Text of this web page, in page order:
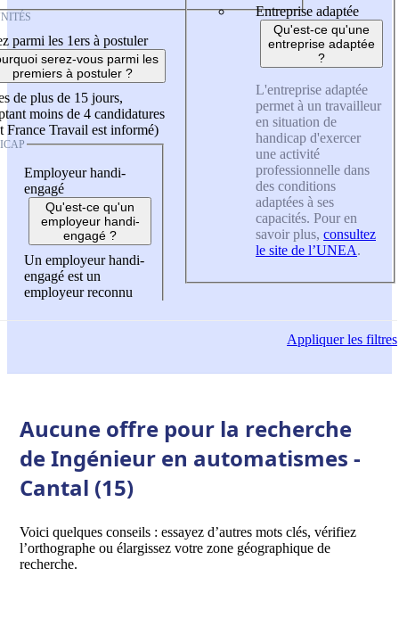
parmi les 1ers à postuler
serez-vous parmi les
premiers à postuler ?
de plus de 15 jours,
moins de 4 candidatures
France Travail est informé)
Employeur handi-
engagé
Qu'est-ce qu'un
employeur handi-
engagé ?
Un employeur handi-
engagé est un
employeur reconnu
Entreprise adaptée
Qu'est-ce qu'une
entreprise adaptée
?
L'entreprise adaptée
permet à un travailleur
en situation de
handicap d'exercer
une activité
professionnelle dans
des conditions
adaptées à ses
capacités. Pour en
savoir plus, consultez
le site de l’UNEA.
Appliquerles filtres
Aucune offre pour la recherche
de Ingénieur en automatismes -
Cantal (15)
Voici quelques conseils : essayez d’autres mots clés, vérifiez
l’orthographe ou élargissez votre zone géographique de
recherche.